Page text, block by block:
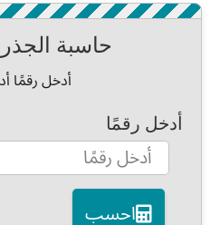
حاسبة الجذر
أدخل رقمًا
أدخل رقمًا
احسب